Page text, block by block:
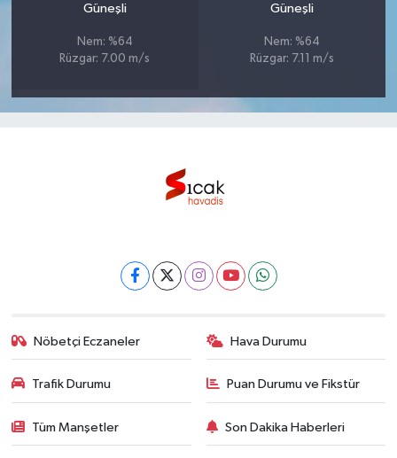
Güneşli
Nem: %64
Rüzgar: 7.00 m/s
Güneşli
Nem: %64
Rüzgar: 7.11 m/s
Nöbetçi Eczaneler Hava Durumu
Trafik Durumu Puan Durumu ve Fikstür
Tüm Manşetler Son Dakika Haberleri